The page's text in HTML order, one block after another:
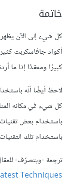
خاتمة
كل شيء إلى الآن
أكواد جافاسكربت
كبيرًا ومعقدًا إذا ما
كل شيء في مكانه
باستخدام تلك
ترجمة -وبتصرّف-
Techniques